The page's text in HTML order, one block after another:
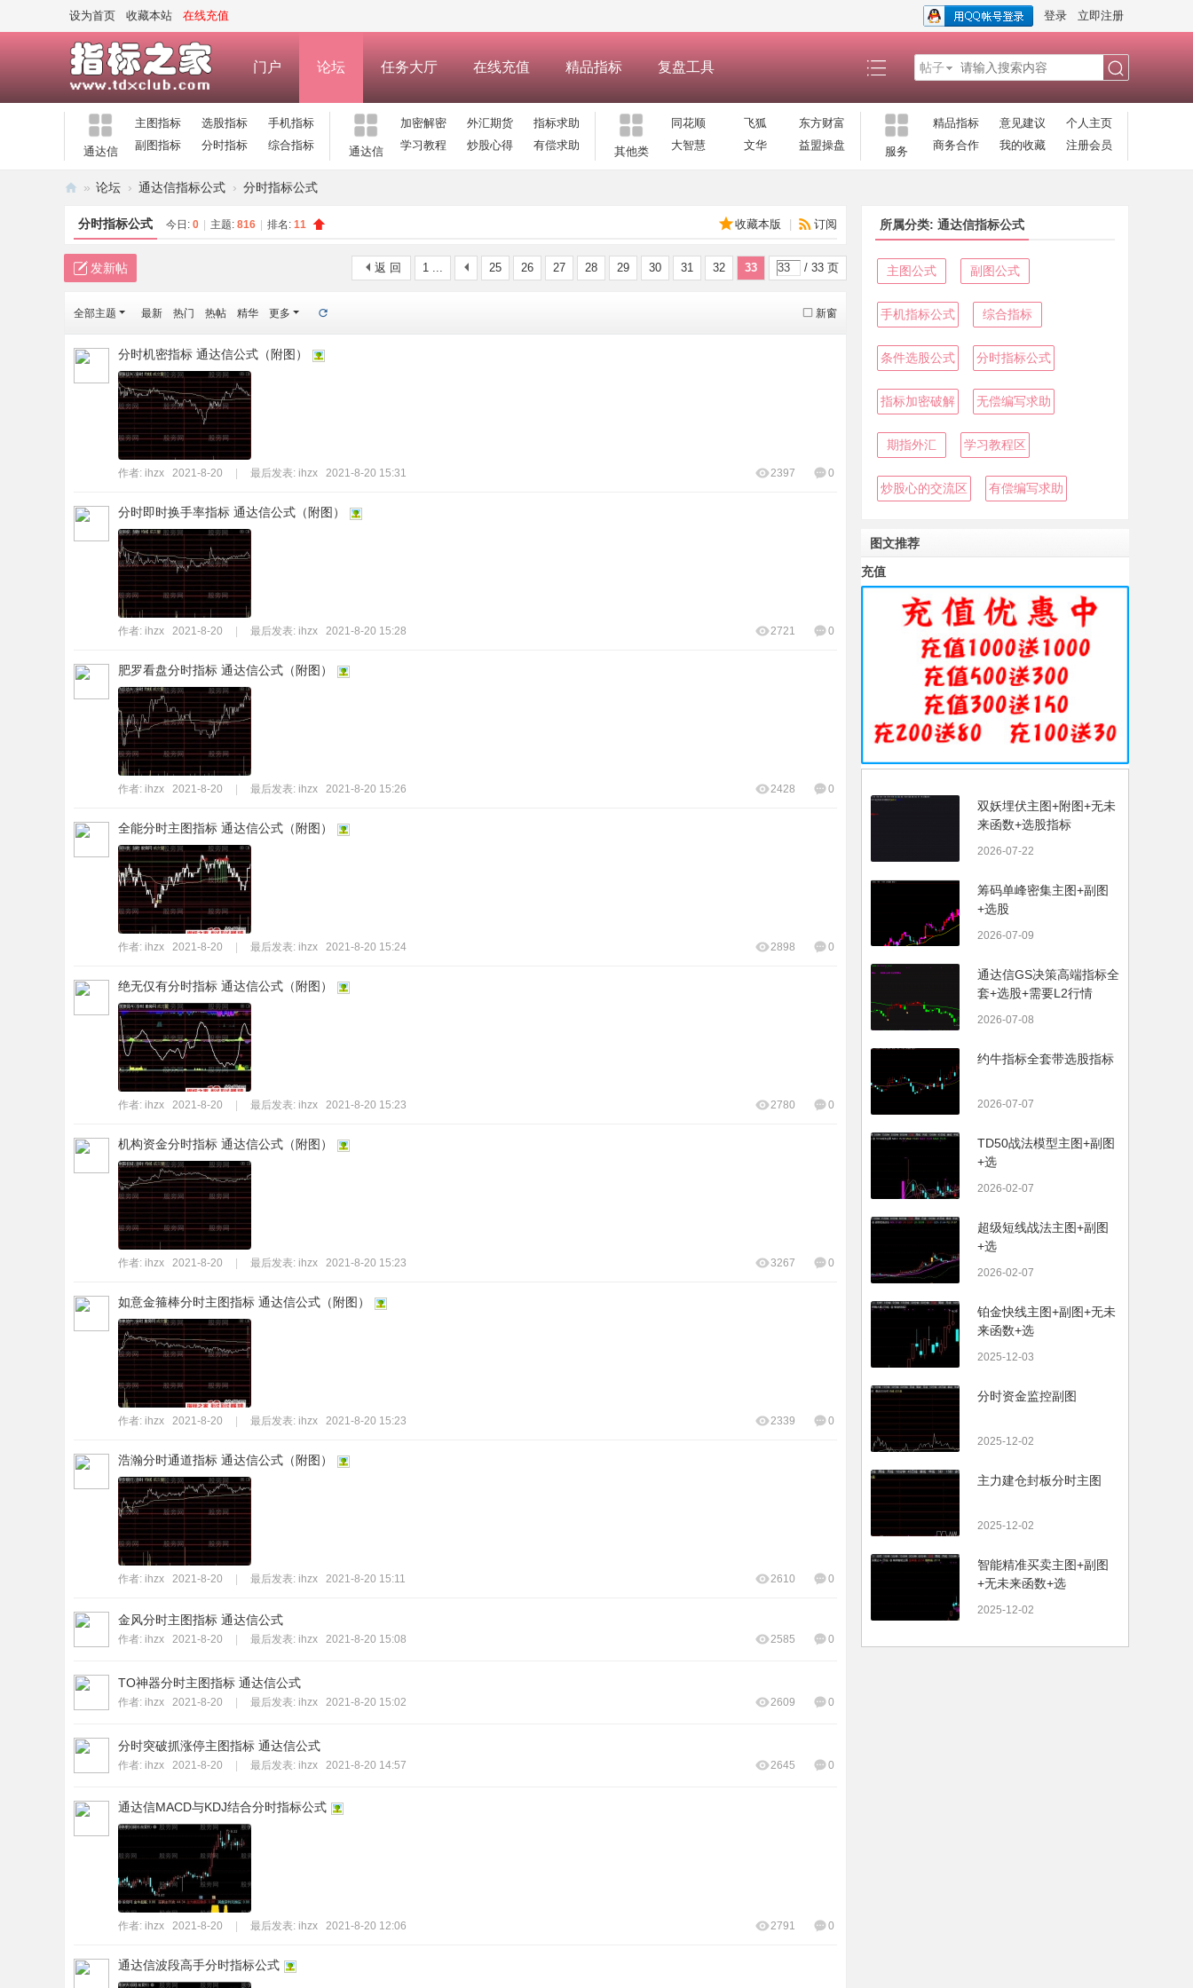
设为首页 收藏本站 在线充值 登录 立即注册
门户 论坛 任务大厅 在线充值 精品指标 复盘工具 帖子
通达信
主图指标 选股指标
手机指标
副图指标
分时指标 综合指标 通达信
加密解密 外汇期货
指标求助
学习教程
炒股心得 有偿求助 其他类
同花顺 飞狐
东方财富
大智慧
文华 益盟操盘 服务
精品指标 意见建议
个人主页
商务合作
我的收藏 注册会员
标
之
—
式
码
指
标
» 论坛 › 通达信指标公式 › 分时指标公式
收藏本版 订阅
分时指标公式 今日: 0 主题: 816 排名: 11
1 ... 25 26 27 28 29 30 31 32 33 / 33 页
返 回
发新帖
新窗
全部主题 最新 热门 热帖 精华 更多
分时机密指标 通达信公式（附图）
作者: ihzx 2021-8-20 最后发表: ihzx 2021-8-20 15:31 0
2397
分时即时换手率指标 通达信公式（附图）
作者: ihzx 2021-8-20 最后发表: ihzx 2021-8-20 15:28 0
2721
肥罗看盘分时指标 通达信公式（附图）
作者: ihzx 2021-8-20 最后发表: ihzx 2021-8-20 15:26 0
2428
全能分时主图指标 通达信公式（附图）
作者: ihzx 2021-8-20 最后发表: ihzx 2021-8-20 15:24 0
2898
绝无仅有分时指标 通达信公式（附图）
作者: ihzx 2021-8-20 最后发表: ihzx 2021-8-20 15:23 0
2780
机构资金分时指标 通达信公式（附图）
作者: ihzx 2021-8-20 最后发表: ihzx 2021-8-20 15:23 0
3267
如意金箍棒分时主图指标 通达信公式（附图）
作者: ihzx 2021-8-20 最后发表: ihzx 2021-8-20 15:23 0
2339
浩瀚分时通道指标 通达信公式（附图）
作者: ihzx 2021-8-20 最后发表: ihzx 2021-8-20 15:11 0
2610
金风分时主图指标 通达信公式
作者: ihzx 2021-8-20 最后发表: ihzx 2021-8-20 15:08 0
2585
TO神器分时主图指标 通达信公式
作者: ihzx 2021-8-20 最后发表: ihzx 2021-8-20 15:02 0
2609
分时突破抓涨停主图指标 通达信公式
作者: ihzx 2021-8-20 最后发表: ihzx 2021-8-20 14:57 0
2645
通达信MACD与KDJ结合分时指标公式
作者: ihzx 2021-8-20 最后发表: ihzx 2021-8-20 12:06 0
2791
通达信波段高手分时指标公式
所属分类: 通达信指标公式
主图公式 副图公式
手机指标公式 综合指标
条件选股公式 分时指标公式
指标加密破解 无偿编写求助
期指外汇 学习教程区
炒股心的交流区 有偿编写求助
图文推荐
充值
双妖埋伏主图+附图+无未
来函数+选股指标
2026-07-22
筹码单峰密集主图+副图
+选股
2026-07-09
通达信GS决策高端指标全
套+选股+需要L2行情
2026-07-08
约牛指标全套带选股指标
2026-07-07
TD50战法模型主图+副图
+选
2026-02-07
超级短线战法主图+副图
+选
2026-02-07
铂金快线主图+副图+无未
来函数+选
2025-12-03
分时资金监控副图
2025-12-02
主力建仓封板分时主图
2025-12-02
智能精准买卖主图+副图
+无未来函数+选
2025-12-02